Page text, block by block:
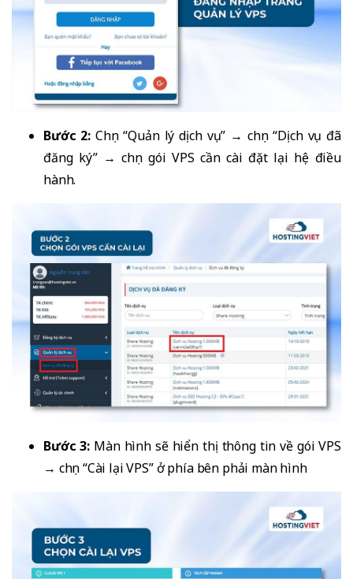
Bước 2: Chọn “Quản lý dịch vụ” → chọn “Dịch vụ đã
đăng ký” → chọn gói VPS cần cài đặt lại hệ điều
hành.
Bước 3: Màn hình sẽ hiển thị thông tin về gói VPS
→ chọn “Cài lại VPS” ở phía bên phải màn hình